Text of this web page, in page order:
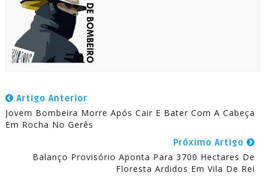
Artigo Anterior
Jovem Bombeira Morre Após Cair E Bater Com A Cabeça
Em Rocha No Gerês
Próximo Artigo
Balanço Provisório Aponta Para 3700 Hectares De
Floresta Ardidos Em Vila De Rei